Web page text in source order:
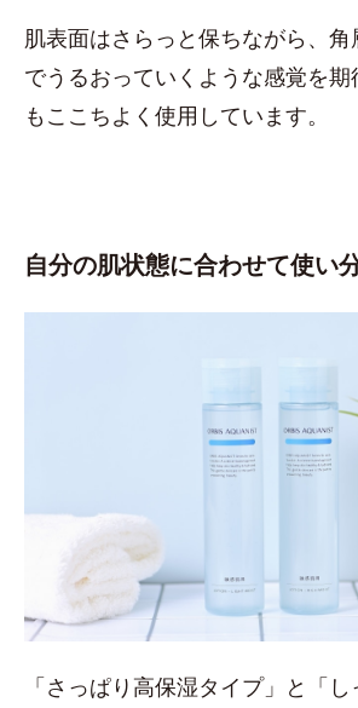
肌表面はさらっと保ちながら、角
でうるおっていくような感覚を
もここちよく使用しています。
自分の肌状態に合わせて使い
「さっぱり高保湿タイプ」と「